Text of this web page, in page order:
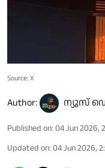
Source: X
Author: ന്യൂസ്
Published on: 04 Jun 2026,
Updated on: 04 Jun 2026,